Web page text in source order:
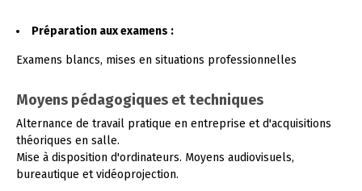
Préparation aux examens :
Examens blancs, mises en situations professionnelles
Moyens pédagogiques et techniques
Alternance de travail pratique en entreprise et d'acquisitions
théoriques en salle.
Mise à disposition d'ordinateurs. Moyens audiovisuels,
bureautique et vidéoprojection.